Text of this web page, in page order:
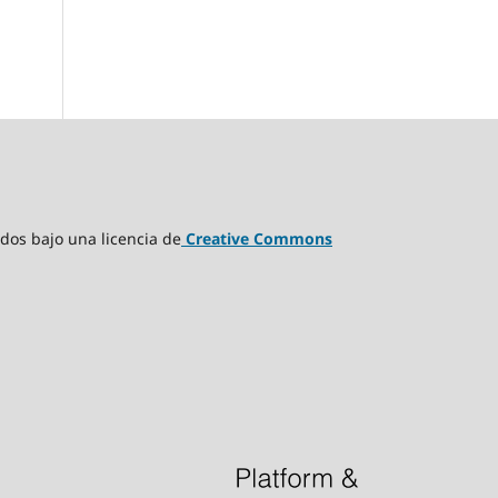
bajo una licencia de Creative Commons